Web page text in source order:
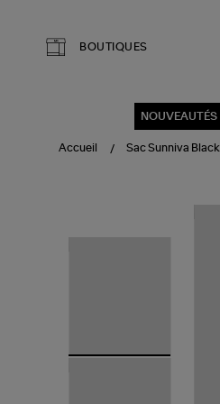
BOUTIQUES
NOUVEAUTÉS
Accueil Sac Sunniva Black